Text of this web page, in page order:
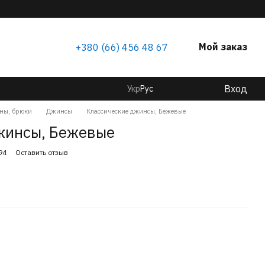
+380 (66) 456 48 67 Мой заказ
УкрРус Вход
брюки Джинсы Классические джинсы, Бежевые
Бежевые
Оставить отзыв